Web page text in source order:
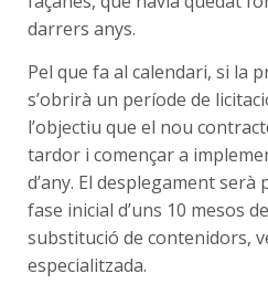
darrers anys.
Pel que fa al calendari, si la
s’obrirà un període de
l’objectiu que el nou
tardor i començar a
d’any. El desplegament
fase inicial d’uns 10 mesos
substitució de contenidors,
especialitzada.